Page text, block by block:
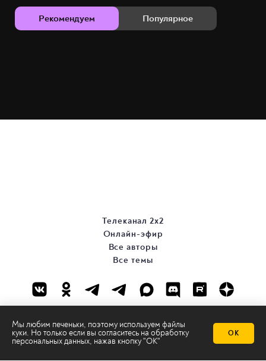
Рекомендуем Популярное
Мы любим печеньки, поэтому используем файлы
куки. Но только если вы согласитесь на обработку
персональных данных, нажав кнопку "ОК"
ОК
Телеканал 2х2
Онлайн-эфир
Все авторы
Все темы